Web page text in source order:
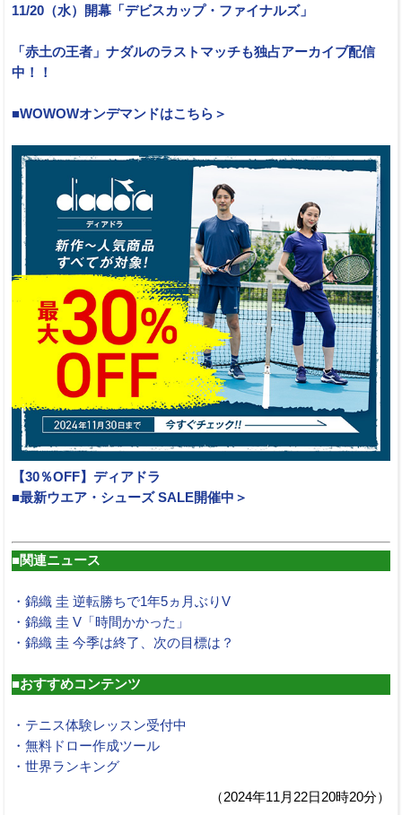
11/20（水）開幕「デビスカップ・ファイナルズ」
「赤土の王者」ナダルのラストマッチも独占アーカイブ配信
中！！
■WOWOWオンデマンドはこちら＞
【30％OFF】ディアドラ
■最新ウエア・シューズ SALE開催中＞
■関連ニュース
・錦織 圭 逆転勝ちで1年5ヵ月ぶりV
・錦織 圭 V「時間かかった」
・錦織 圭 今季は終了、次の目標は？
■おすすめコンテンツ
・テニス体験レッスン受付中
・無料ドロー作成ツール
・世界ランキング
（2024年11月22日20時20分）